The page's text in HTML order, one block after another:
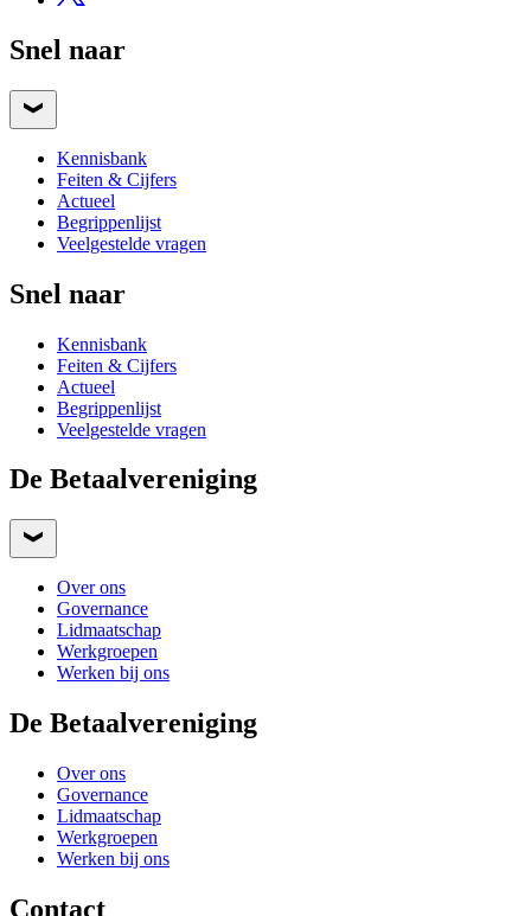
Snel naar
Kennisbank
Feiten & Cijfers
Actueel
Begrippenlijst
Veelgestelde vragen
Snel naar
Kennisbank
Feiten & Cijfers
Actueel
Begrippenlijst
Veelgestelde vragen
De Betaalvereniging
Over ons
Governance
Lidmaatschap
Werkgroepen
Werken bij ons
De Betaalvereniging
Over ons
Governance
Lidmaatschap
Werkgroepen
Werken bij ons
Contact